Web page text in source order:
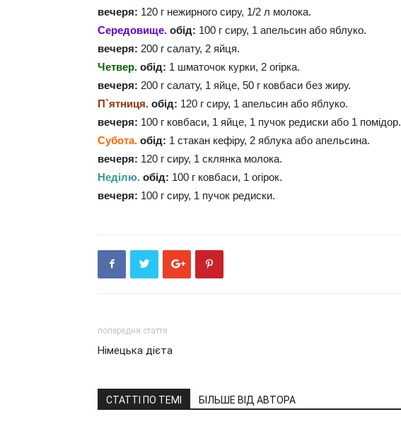
вечеря: 120 г нежирного сиру, 1/2 л молока.
Середовище. обід: 100 г сиру, 1 апельсин або яблуко.
вечеря: 200 г салату, 2 яйця.
Четвер. обід: 1 шматочок курки, 2 огірка.
вечеря: 200 г салату, 1 яйце, 50 г ковбаси без жиру.
П`ятниця. обід: 120 г сиру, 1 апельсин або яблуко.
вечеря: 100 г ковбаси, 1 яйце, 1 пучок редиски або 1 помідор.
Субота. обід: 1 стакан кефіру, 2 яблука або апельсина.
вечеря: 120 г сиру, 1 склянка молока.
Неділю. обід: 100 г ковбаси, 1 огірок.
вечеря: 100 г сиру, 1 пучок редиски.
попередня стаття
Німецька дієта
СТАТТІ ПО ТЕМІ БІЛЬШЕ ВІД АВТОРА